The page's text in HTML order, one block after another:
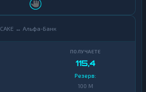
CAKE ↔ Альфа-Банк
115,4
Резерв:
100 M